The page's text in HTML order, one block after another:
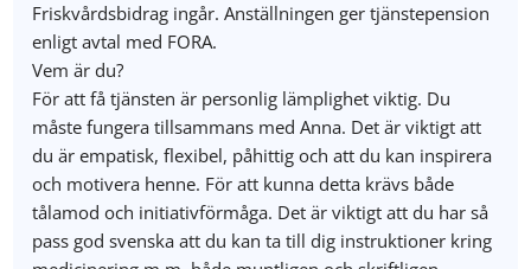
Friskvårdsbidrag ingår. Anställningen ger tjänstepension
enligt avtal med FORA.
Vem är du?
För att få tjänsten är personlig lämplighet viktig. Du
måste fungera tillsammans med Anna. Det är viktigt att
du är empatisk, flexibel, påhittig och att du kan inspirera
och motivera henne. För att kunna detta krävs både
tålamod och initiativförmåga. Det är viktigt att du har så
pass god svenska att du kan ta till dig instruktioner kring